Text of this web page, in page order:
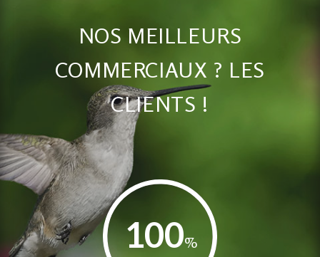
NOS MEILLEURS
COMMERCIAUX ? LES
CLIENTS !
100%